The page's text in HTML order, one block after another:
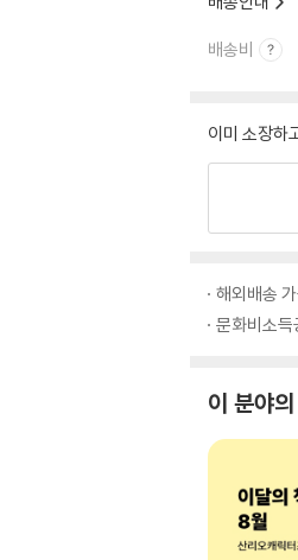
배송비
이미 소장하
해외배송
문화비소득
이 분야